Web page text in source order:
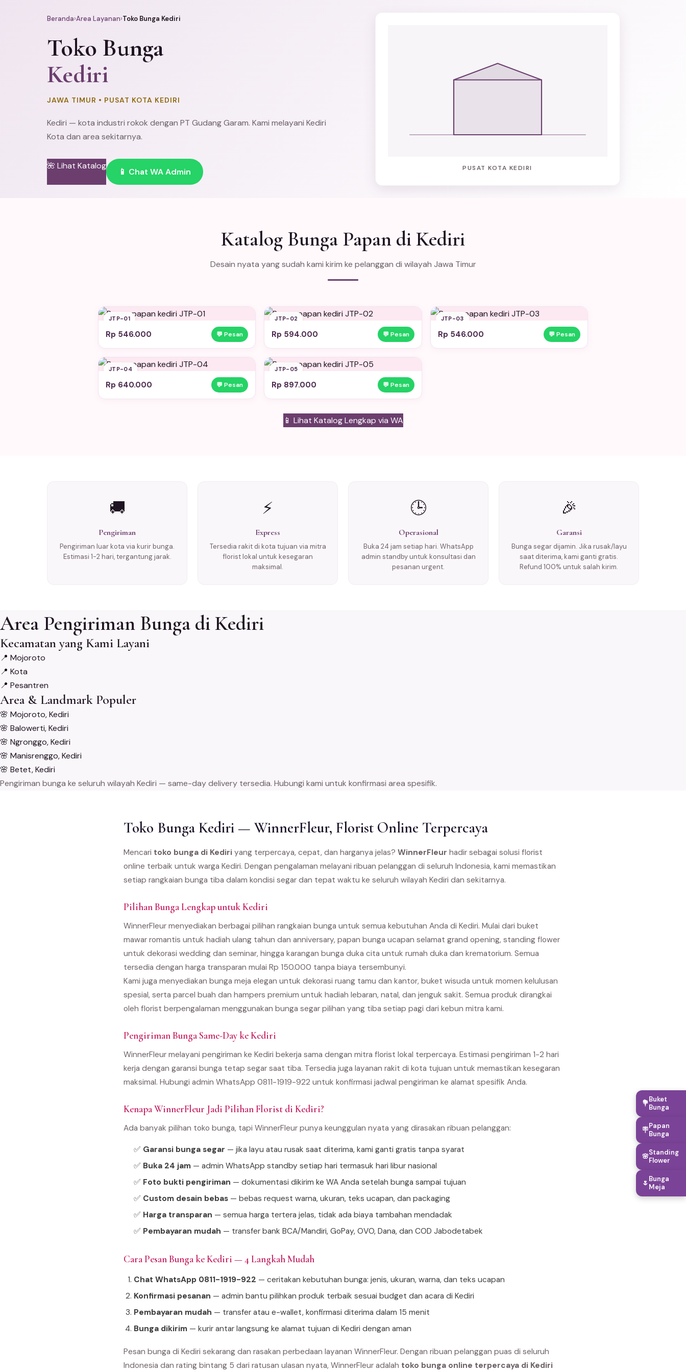
Beranda›Area Layanan›Toko Bunga Kediri
Toko Bunga
Kediri
JAWA TIMUR • PUSAT KOTA KEDIRI
Kediri — kota industri rokok dengan PT Gudang Garam. Kami melayani Kediri
Kota dan area sekitarnya.
🌺 Lihat Katalog
📱 Chat WA Admin PUSAT KOTA KEDIRI
Katalog Bunga Papan di Kediri
Desain nyata yang sudah kami kirim ke pelanggan di wilayah Jawa Timur
JTP-01
Rp 546.000 💬 Pesan
JTP-02
Rp 594.000 💬 Pesan
JTP-03
Rp 546.000 💬 Pesan
JTP-04
Rp 640.000 💬 Pesan
JTP-05
Rp 897.000 💬 Pesan
📱 Lihat Katalog Lengkap via WA
🚚
Pengiriman
Pengiriman luar kota via kurir bunga.
Estimasi 1-2 hari, tergantung jarak.
⚡
Express
Tersedia rakit di kota tujuan via mitra
florist lokal untuk kesegaran
maksimal.
🕒
Operasional
Buka 24 jam setiap hari. WhatsApp
admin standby untuk konsultasi dan
pesanan urgent.
🎉
Garansi
Bunga segar dijamin. Jika rusak/layu
saat diterima, kami ganti gratis.
Refund 100% untuk salah kirim.
Area Pengiriman Bunga di Kediri
Kecamatan yang Kami Layani
📍 Mojoroto
📍 Kota
📍 Pesantren
Area & Landmark Populer
🌸 Mojoroto, Kediri
🌸 Balowerti, Kediri
🌸 Ngronggo, Kediri
🌸 Manisrenggo, Kediri
🌸 Betet, Kediri
Pengiriman bunga ke seluruh wilayah Kediri — same-day delivery tersedia. Hubungi kami untuk konfirmasi area spesifik.
Toko Bunga Kediri — WinnerFleur, Florist Online Terpercaya
Mencari toko bunga di Kediri yang terpercaya, cepat, dan harganya jelas? WinnerFleur hadir sebagai solusi florist
online terbaik untuk warga Kediri. Dengan pengalaman melayani ribuan pelanggan di seluruh Indonesia, kami memastikan
setiap rangkaian bunga tiba dalam kondisi segar dan tepat waktu ke seluruh wilayah Kediri dan sekitarnya.
Pilihan Bunga Lengkap untuk Kediri
WinnerFleur menyediakan berbagai pilihan rangkaian bunga untuk semua kebutuhan Anda di Kediri. Mulai dari buket
mawar romantis untuk hadiah ulang tahun dan anniversary, papan bunga ucapan selamat grand opening, standing flower
untuk dekorasi wedding dan seminar, hingga karangan bunga duka cita untuk rumah duka dan krematorium. Semua
tersedia dengan harga transparan mulai Rp 150.000 tanpa biaya tersembunyi.
Kami juga menyediakan bunga meja elegan untuk dekorasi ruang tamu dan kantor, buket wisuda untuk momen kelulusan
spesial, serta parcel buah dan hampers premium untuk hadiah lebaran, natal, dan jenguk sakit. Semua produk dirangkai
oleh florist berpengalaman menggunakan bunga segar pilihan yang tiba setiap pagi dari kebun mitra kami.
Pengiriman Bunga Same-Day ke Kediri
WinnerFleur melayani pengiriman ke Kediri bekerja sama dengan mitra florist lokal terpercaya. Estimasi pengiriman 1-2 hari
kerja dengan garansi bunga tetap segar saat tiba. Tersedia juga layanan rakit di kota tujuan untuk memastikan kesegaran
maksimal. Hubungi admin WhatsApp 0811-1919-922 untuk konfirmasi jadwal pengiriman ke alamat spesifik Anda.
Kenapa WinnerFleur Jadi Pilihan Florist di Kediri?
Ada banyak pilihan toko bunga, tapi WinnerFleur punya keunggulan nyata yang dirasakan ribuan pelanggan:
✅ Garansi bunga segar — jika layu atau rusak saat diterima, kami ganti gratis tanpa syarat
✅ Buka 24 jam — admin WhatsApp standby setiap hari termasuk hari libur nasional
✅ Foto bukti pengiriman — dokumentasi dikirim ke WA Anda setelah bunga sampai tujuan
✅ Custom desain bebas — bebas request warna, ukuran, teks ucapan, dan packaging
✅ Harga transparan — semua harga tertera jelas, tidak ada biaya tambahan mendadak
✅ Pembayaran mudah — transfer bank BCA/Mandiri, GoPay, OVO, Dana, dan COD Jabodetabek
Cara Pesan Bunga ke Kediri — 4 Langkah Mudah
Chat WhatsApp 0811-1919-922 — ceritakan kebutuhan bunga: jenis, ukuran, warna, dan teks ucapan
Konfirmasi pesanan — admin bantu pilihkan produk terbaik sesuai budget dan acara di Kediri
Pembayaran mudah — transfer atau e-wallet, konfirmasi diterima dalam 15 menit
Bunga dikirim — kurir antar langsung ke alamat tujuan di Kediri dengan aman
Pesan bunga di Kediri sekarang dan rasakan perbedaan layanan WinnerFleur. Dengan ribuan pelanggan puas di seluruh
Indonesia dan rating bintang 5 dari ratusan ulasan nyata, WinnerFleur adalah toko bunga online terpercaya di Kediri
💐Buket
Bunga
🪧Papan
Bunga
🌸Standing
Flower
🌷Bunga
Meja